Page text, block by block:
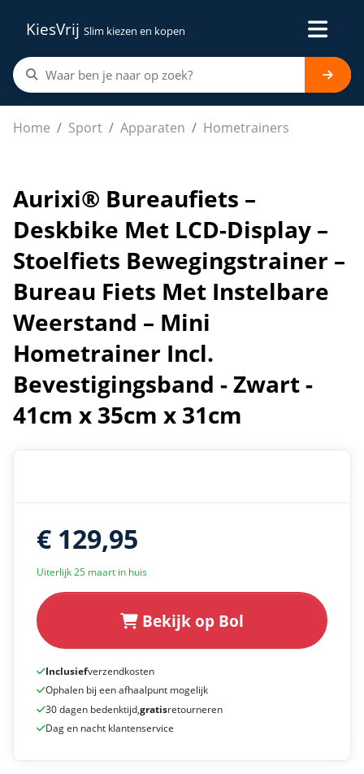
KiesVrij Slim kiezen en kopen
Home Sport Apparaten Hometrainers
Aurixi® Bureaufiets – Deskbike Met LCD-Display –
Aurixi® Bureaufiets –
Deskbike Met LCD-Display –
Stoelfiets Bewegingstrainer –
Bureau Fiets Met Instelbare
Weerstand – Mini
Hometrainer Incl.
Bevestigingsband - Zwart -
41cm x 35cm x 31cm
€ 129,95
Uiterlijk 25 maart in huis
Bekijk op Bol
Inclusiefverzendkosten
Ophalen bij een afhaalpunt mogelijk
30 dagen bedenktijd,gratisretourneren
Dag en nacht klantenservice